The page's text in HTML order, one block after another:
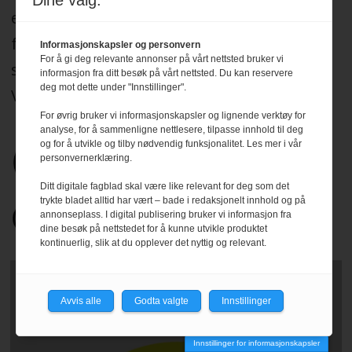
etter Redaktørplakaten, og legger til grunn
for sitt arbeid de etiske normer og plikter
som er formulert i Norsk Presseforbunds
Vær Varsom-plakat.Les mer
Innstillinger for informasjonskapsler
Informasjonskapsler og personvern
For å gi deg relevante annonser på vårt nettsted bruker vi
informasjon fra ditt besøk på vårt nettsted. Du kan reservere
deg mot dette under "Innstillinger".
For øvrig bruker vi informasjonskapsler og lignende verktøy for
analyse, for å sammenligne nettlesere, tilpasse innhold til deg
og for å utvikle og tilby nødvendig funksjonalitet. Les mer i vår
personvernerklæring.
Ditt digitale fagblad skal være like relevant for deg som det
trykte bladet alltid har vært – bade i redaksjonelt innhold og på
annonseplass. I digital publisering bruker vi informasjon fra
dine besøk på nettstedet for å kunne utvikle produktet
kontinuerlig, slik at du opplever det nyttig og relevant.
Avvis alle Godta valgte Innstillinger